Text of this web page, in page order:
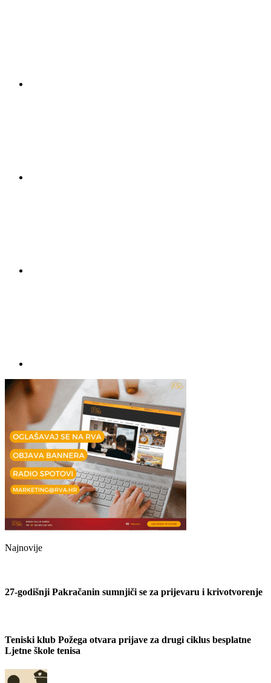
Najnovije
27-godišnji Pakračanin sumnjiči se za prijevaru i krivotvorenje
Teniski klub Požega otvara prijave za drugi ciklus besplatne
Ljetne škole tenisa